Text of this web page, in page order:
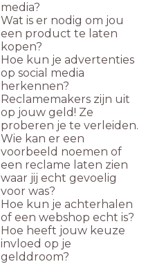
media?
Wat is er nodig om jou
een product te laten
kopen?
Hoe kun je advertenties
op social media
herkennen?
Reclamemakers zijn uit
op jouw geld! Ze
proberen je te verleiden.
Wie kan er een
voorbeeld noemen of
een reclame laten zien
waar jij echt gevoelig
voor was?
Hoe kun je achterhalen
of een webshop echt is?
Hoe heeft jouw keuze
invloed op je
gelddroom?